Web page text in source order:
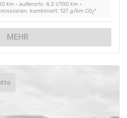
km • außerorts: 4,3 l/100 km •
kombiniert: 127 g/km CO2*
MEHR